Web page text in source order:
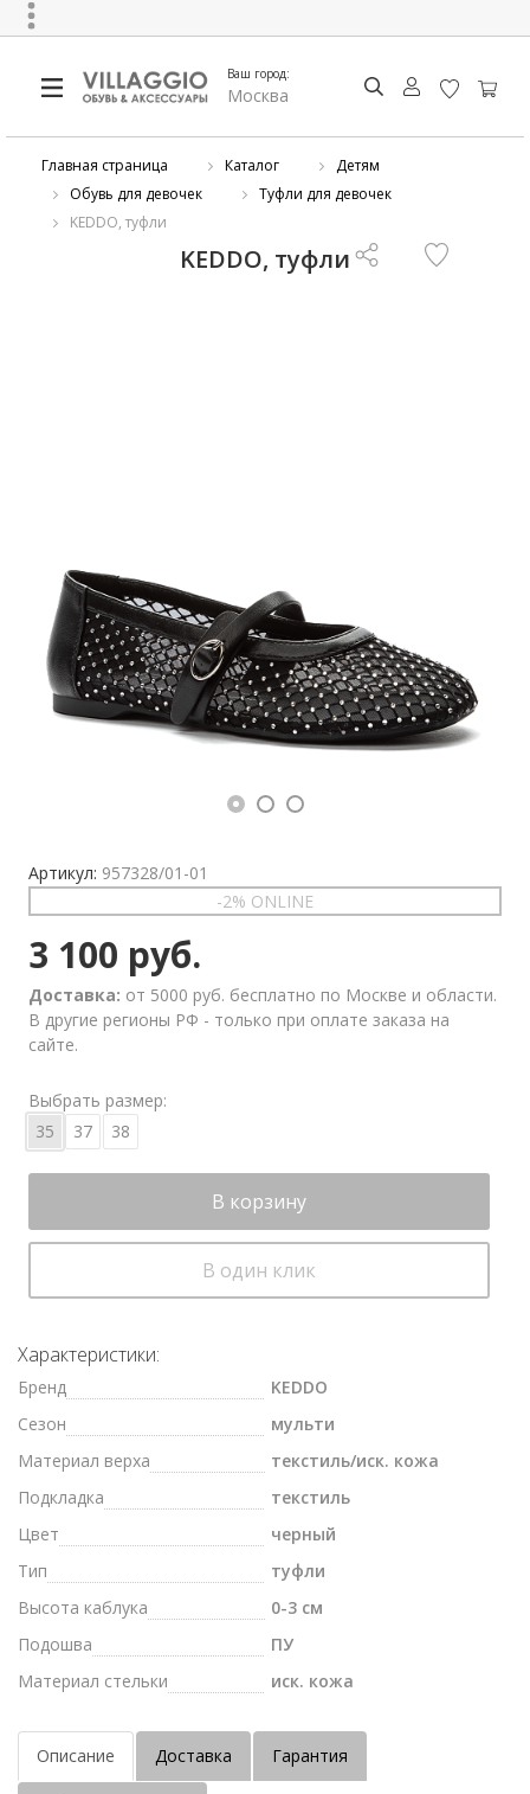
Ваш город:
Москва
Главная страница Каталог
Детям
Обувь для девочек
Туфли для девочек
KEDDO, туфли
KEDDO, туфли
Артикул: 957328/01-01
-2% ONLINE
3 100 руб.
Доставка: от 5000 руб. бесплатно по Москве и области.
В другие регионы РФ - только при оплате заказа на
сайте.
Выбрать размер:
35
37 38
В корзину
В один клик
Характеристики:
Бренд
KEDDO
Сезон
мульти
Материал верха
текстиль/иск. кожа
Подкладка
текстиль
Цвет
черный
Тип
туфли
Высота каблука
0-3 см
Подошва
ПУ
Материал стельки
иск. кожа
Описание Доставка Гарантия